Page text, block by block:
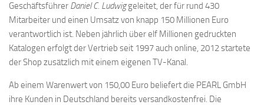
Geschäftsführer Daniel C. Ludwiggeleitet, der für rund 430
Mitarbeiter und einen Umsatz von knapp 150 Millionen Euro
verantwortlich ist. Neben jährlich über elf Millionen gedruckten
Katalogen erfolgt der Vertrieb seit 1997 auch online, 2012 startete
der Shop zusätzlich mit einem eigenen TV-Kanal.
Ab einem Warenwert von 150,00 Euro beliefert die PEARL GmbH
ihre Kunden in Deutschland bereits versandkostenfrei. Die